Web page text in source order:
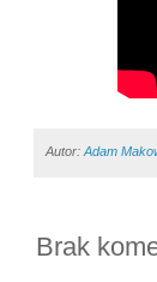
Autor: Adam
Brak